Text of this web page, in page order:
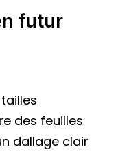
futur
des feuilles
dallage clair